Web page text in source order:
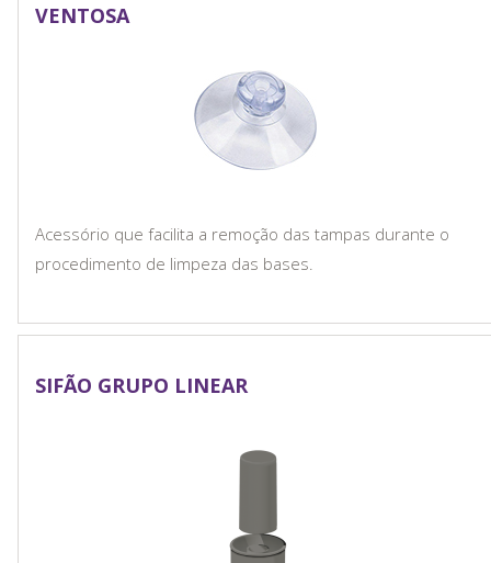
VENTOSA
Acessório que facilita a remoção das tampas durante o
procedimento de limpeza das bases.
SIFÃO GRUPO LINEAR